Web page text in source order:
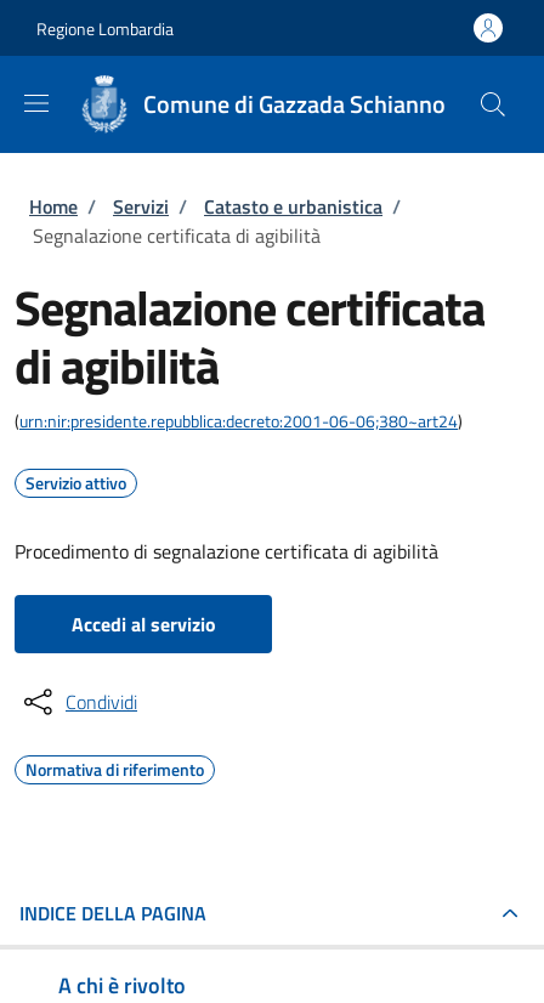
Regione Lombardia
Comune di Gazzada Schianno
Briciole di pane
Home / Servizi / Catasto e urbanistica /
Segnalazione certificata di agibilità
Segnalazione certificata
di agibilità
(urn:nir:presidente.repubblica:decreto:2001-06-06;380~art24)
Servizio attivo
Procedimento di segnalazione certificata di agibilità
Accedi al servizio
Condividi
Normativa di riferimento
INDICE DELLA PAGINA
A chi è rivolto